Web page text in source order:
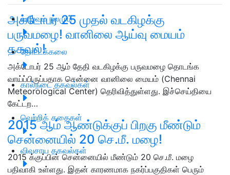
வாழ்வும் நலமும்
தோட்டக்கலை
கால்நடை தகவல்கள்
வெற்றிக் கதைகள்
விவசாய தகவல்கள்
அக்டோபர் 25 முதல் வடகிழக்கு
பருவமழை! வானிலை ஆய்வு மையம்
தகவல்!
அக்டோபர் 25 ஆம் தேதி வடகிழக்கு பருவமழை தொடங்க
வாய்ப்பிருப்பதாக சென்னை வானிலை மையம் (Chennai
Meteorological Center) தெரிவித்துள்ளது. இச்செய்தியை
கேட்டற…
2015 ஆம் ஆண்டுக்குப் பிறகு மீண்டும்
சென்னையில் 20 செ.மீ. மழை!
2015 க்குப்பின் சென்னையில் மீண்டும் 20 செ.மீ. மழை
பதிவாகி உள்ளது. இதன் காரணமாக நகர்ப்பகுதிகள் பெரும்